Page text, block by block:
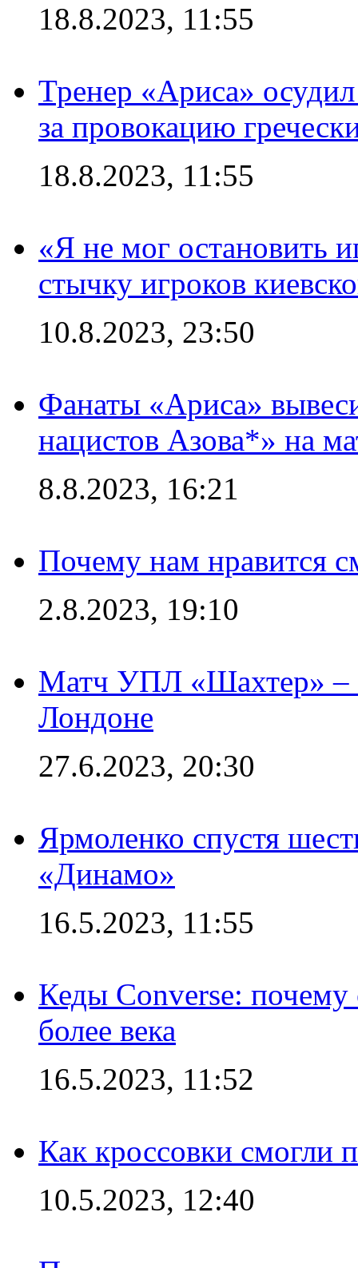
18.8.2023, 11:55
Тренер «Ариса»
за провокацию
18.8.2023, 11:55
«Я не мог остановить
стычку игроков
10.8.2023, 23:50
Фанаты «Ариса»
нацистов Азова*» на
8.8.2023, 16:21
Почему нам нравится
2.8.2023, 19:10
Матч УПЛ «Шахтер» –
Лондоне
27.6.2023, 20:30
Ярмоленко спустя
«Динамо»
16.5.2023, 11:55
Кеды Converse:
более века
16.5.2023, 11:52
Как кроссовки смогли
10.5.2023, 12:40